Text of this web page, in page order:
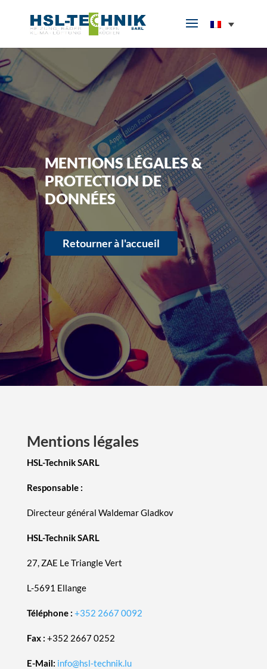
MENTIONS LÉGALES &
PROTECTION DE
DONNÉES
Retourner à l'accueil
Mentions légales
HSL-Technik SARL
Responsable :
Directeur général Waldemar Gladkov
HSL-Technik SARL
27, ZAE Le Triangle Vert
L-5691 Ellange
Téléphone : +352 2667 0092
Fax : +352 2667 0252
E-Mail: info@hsl-technik.lu